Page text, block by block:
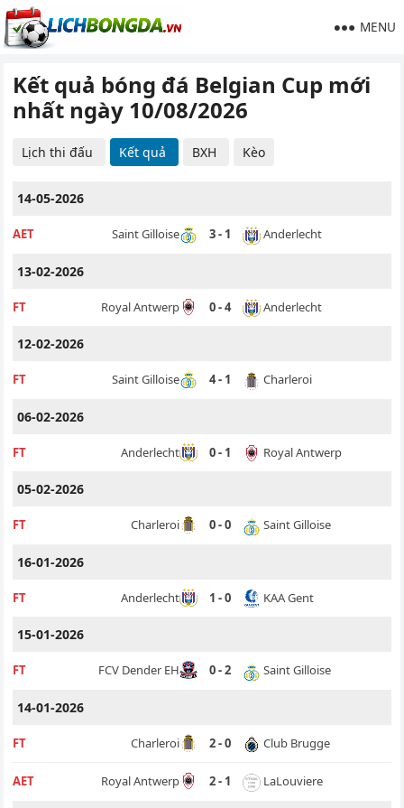
MENU
Kết quả bóng đá Belgian Cup mới
nhất ngày 10/08/2026
Lịch thi đấu Kết quả BXH Kèo
14-05-2026
AET Saint Gilloise 3 - 1 Anderlecht
13-02-2026
FT Royal Antwerp 0 - 4 Anderlecht
12-02-2026
FT Saint Gilloise 4 - 1 Charleroi
06-02-2026
FT Anderlecht 0 - 1 Royal Antwerp
05-02-2026
FT Charleroi 0 - 0 Saint Gilloise
16-01-2026
FT Anderlecht 1 - 0 KAA Gent
15-01-2026
FT FCV Dender EH 0 - 2 Saint Gilloise
14-01-2026
FT Charleroi 2 - 0 Club Brugge
AET Royal Antwerp 2 - 1 LaLouviere